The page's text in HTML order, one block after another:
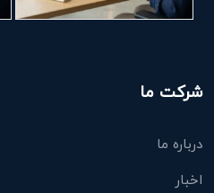
شرکت ما
درباره ما
اخبار